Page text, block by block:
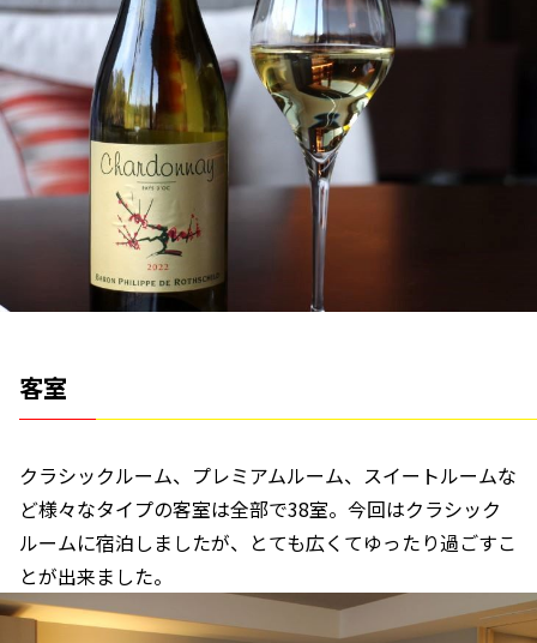
客室
クラシックルーム、プレミアムルーム、スイートルームな
ど様々なタイプの客室は全部で38室。今回はクラシック
ルームに宿泊しましたが、とても広くてゆったり過ごすこ
とが出来ました。